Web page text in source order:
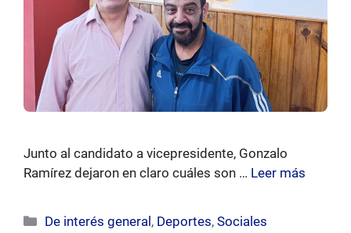
Junto al candidato a vicepresidente, Gonzalo
Ramírez dejaron en claro cuáles son … Leer más
Categorías
De interés general , Deportes,Sociales